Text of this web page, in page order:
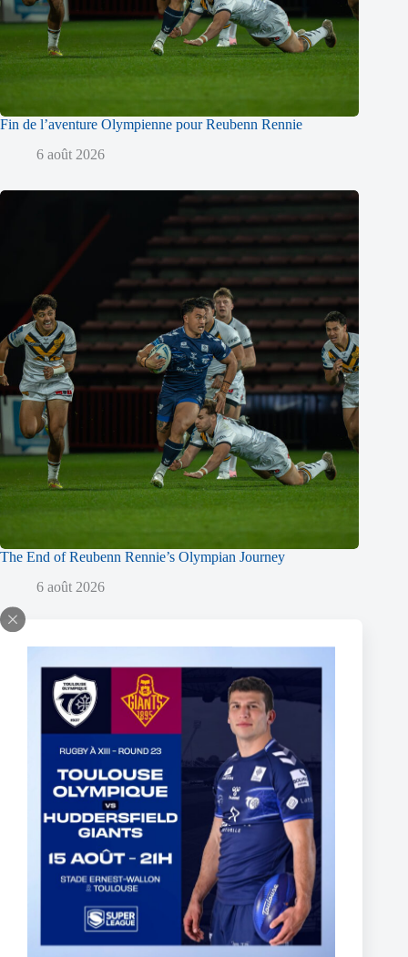
Fin de l’aventure Olympienne pour Reubenn Rennie
6 août 2026
The End of Reubenn Rennie’s Olympian Journey
6 août 2026